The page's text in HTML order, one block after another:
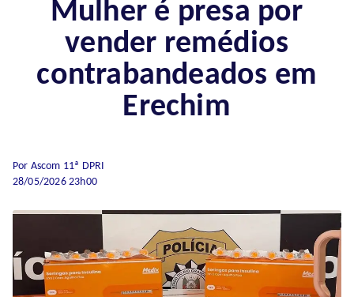
Mulher é presa por
vender remédios
contrabandeados em
Erechim
Por Ascom 11ª DPRI
28/05/2026 23h00